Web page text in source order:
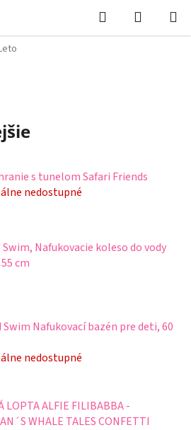
Hľadať
KOŠÍK
s tunelom Safari Friends
nedostupné
Nafukovacie koleso do vody
cm
Nafukovací bazén pre deti, 60
nedostupné
LOPTA ALFIE FILIBABBA -
WHALE TALES CONFETTI